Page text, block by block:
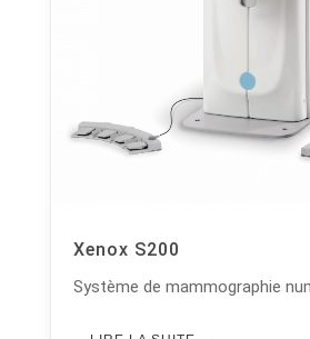
Xenox S200
Système de mammographie